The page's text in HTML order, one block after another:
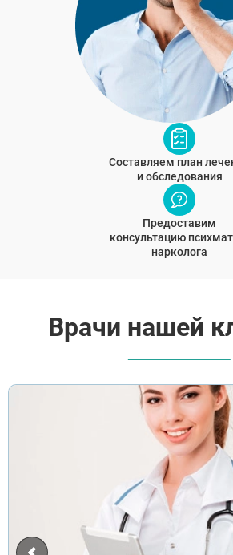
Составляем план
и обследования
Предоставим
консультацию
нарколога
Врачи нашей